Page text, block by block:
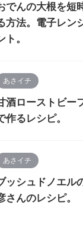
でんの大根を短
方法。電子レン
ト。
あさイチ
酒ローストビー
作るレシピ。
あさイチ
ッシュドノエル
さんのレシピ。